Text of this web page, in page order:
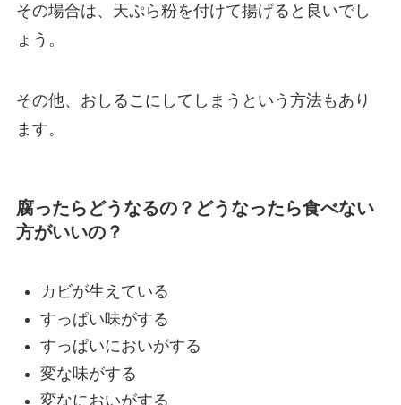
その場合は、天ぷら粉を付けて揚げると良いでし
ょう。
その他、おしるこにしてしまうという方法もあり
ます。
腐ったらどうなるの？どうなったら食べない
方がいいの？
カビが生えている
すっぱい味がする
すっぱいにおいがする
変な味がする
変なにおいがする